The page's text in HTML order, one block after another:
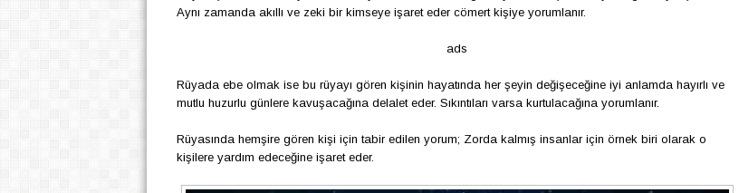
Aynı zamanda akıllı ve zeki bir kimseye işaret eder cömert kişiye yorumlanır.
ads
Rüyada ebe olmak ise bu rüyayı gören kişinin hayatında her şeyin değişeceğine iyi anlamda hayırlı ve
mutlu huzurlu günlere kavuşacağına delalet eder. Sıkıntıları varsa kurtulacağına yorumlanır.
Rüyasında hemşire gören kişi için tabir edilen yorum; Zorda kalmış insanlar için örnek biri olarak o
kişilere yardım edeceğine işaret eder.